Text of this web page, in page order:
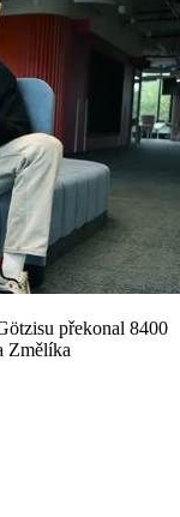
překonal 8400
Změlíka